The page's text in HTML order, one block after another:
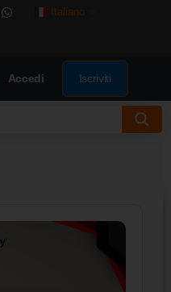
Italiano
Accedi Iscriviti